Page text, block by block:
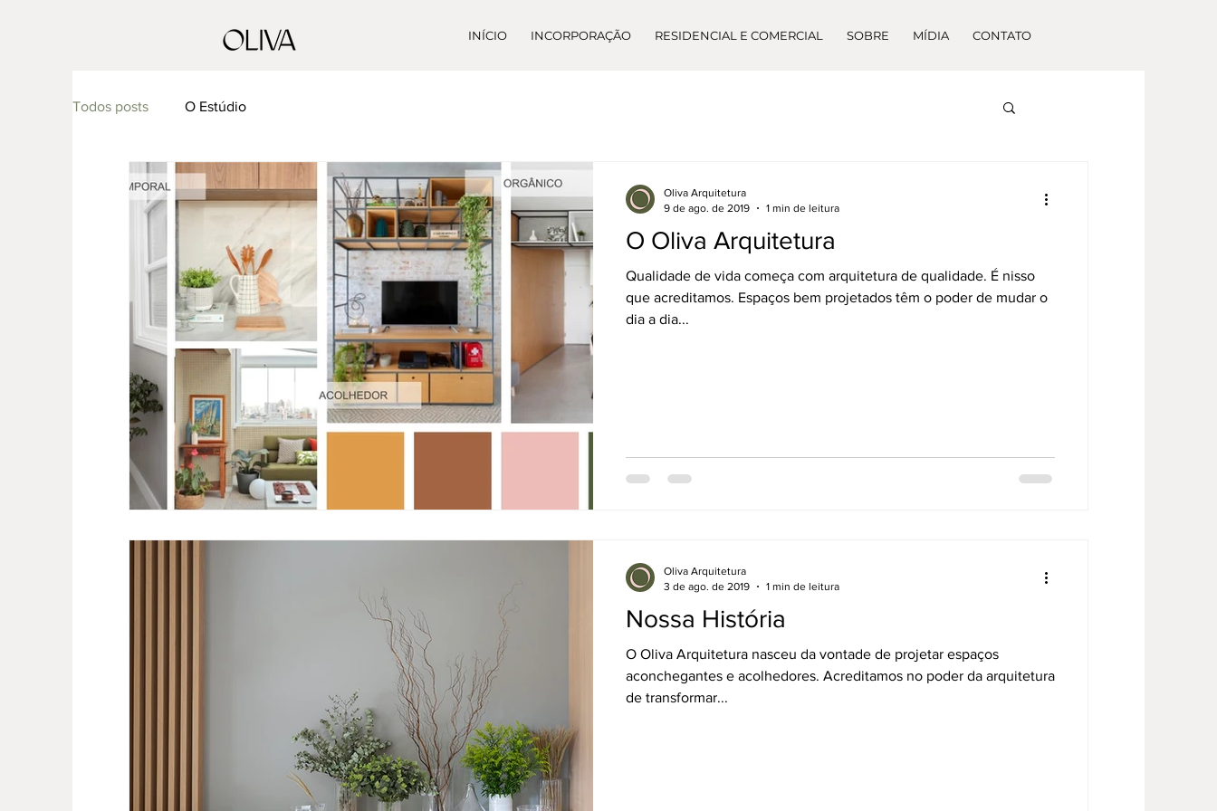
INÍCIO INCORPORAÇÃO RESIDENCIAL E COMERCIAL SOBRE MÍDIA CONTATO
Todos posts O Estúdio
O Oliva Arquitetura
Qualidade de vida começa com arquitetura de qualidade. É nisso
que acreditamos. Espaços bem projetados têm o poder de mudar o
dia a dia...
Oliva Arquitetura
9 de ago. de 2019
1 min de leitura
Nossa História
O Oliva Arquitetura nasceu da vontade de projetar espaços
aconchegantes e acolhedores. Acreditamos no poder da arquitetura
de transformar...
Oliva Arquitetura
3 de ago. de 2019
1 min de leitura